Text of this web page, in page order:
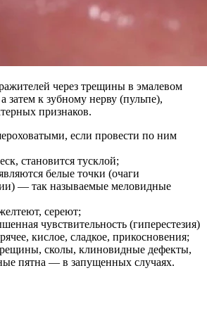
через трещины в эмалевом
затем к зубному нерву (пульпе),
признаков.
если провести по ним
становится тусклой;
белые точки (очаги
— так называемые меловидные
сереют;
чувствительность (гиперестезия)
кислое, сладкое, прикосновения;
сколы, клиновидные дефекты,
пятна — в запущенных случаях.